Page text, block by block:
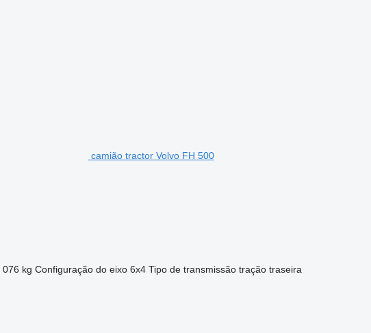
camião tractor Volvo FH 500
076 kg Configuração do eixo 6x4 Tipo de transmissão tração traseira